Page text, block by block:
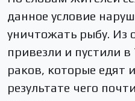
данное условие
уничтожать рыбу. Из
привезли и пустили
раков, которые едят
результате чего